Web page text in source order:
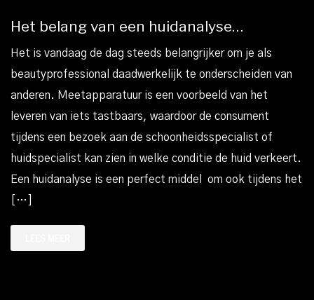
Het belang van een huidanalyse…
Het is vandaag de dag steeds belangrijker om je als
beautyprofessional daadwerkelijk te onderscheiden van
anderen. Meetapparatuur is een voorbeeld van het
leveren van iets tastbaars, waardoor de consument
tijdens een bezoek aan de schoonheidsspecialist of
huidspecialist kan zien in welke conditie de huid verkeert.
Een huidanalyse is een perfect middel om ook tijdens het
[…]